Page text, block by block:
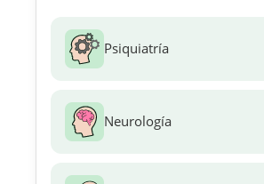
Psiquiatría
Neurología